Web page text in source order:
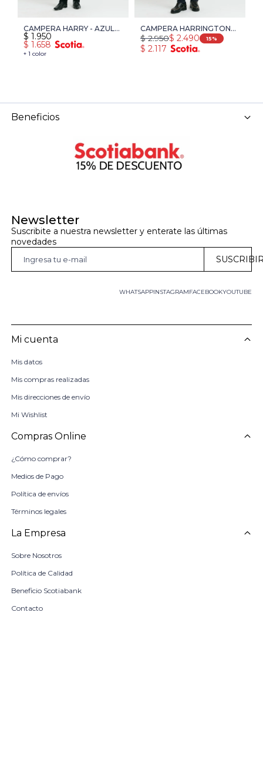
CAMPERA HARRY - AZUL
OSCURO
+ 1 color
$ 1.950
$ 1.658
CAMPERA HARRINGTON
LABEL - AZUL OSCURO
$ 2.490
$ 2.950 15
$ 2.117
Newsletter
Suscribite a nuestra newsletter y enterate las últimas
novedades
WHATSAPP FACEBOOKYOUTUBE
INSTAGRAM
Mi cuenta
Mis datos
Mis compras realizadas
Mis direcciones de envío
Mi Wishlist
Compras Online
¿Cómo comprar?
Medios de Pago
Política de envíos
Términos legales
La Empresa
Sobre Nosotros
Política de Calidad
Beneficio Scotiabank
Contacto
Beneficios